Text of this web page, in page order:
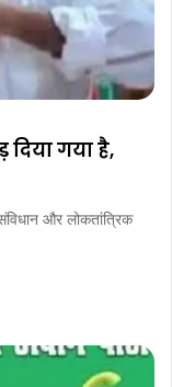
दिया गया है,
और लोकतांत्रिक